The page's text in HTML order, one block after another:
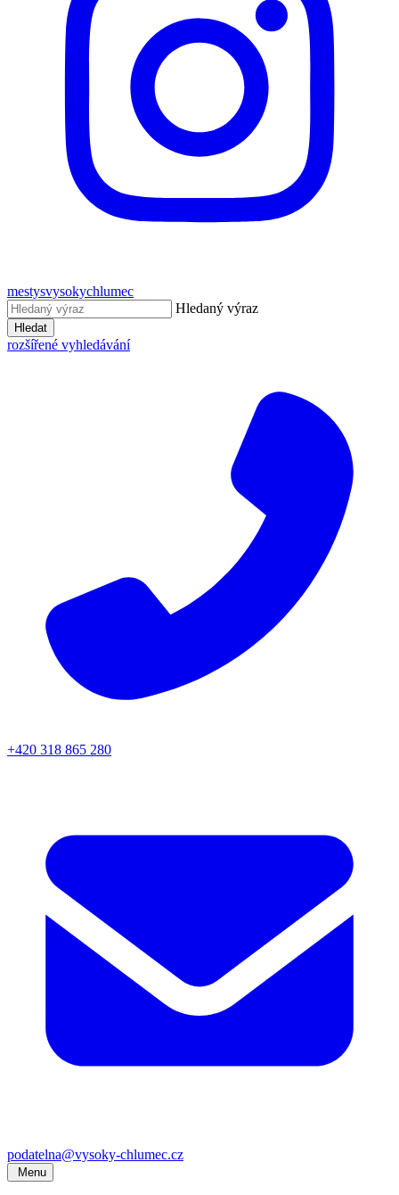
mestysvysokychlumec
Hledaný výraz
Hledat
rozšířené vyhledávání
+420 318 865 280
podatelna@vysoky-chlumec.cz
Menu